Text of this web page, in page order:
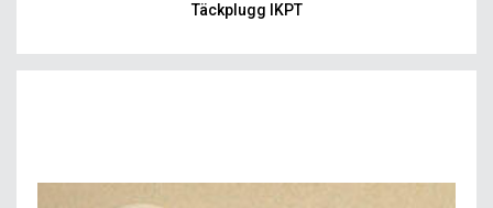
Täckplugg IKPT